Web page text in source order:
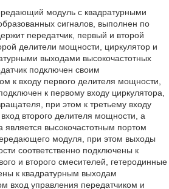
модуль с квадратурными
сигналов, выполнен по
передатчик, первый и второй
делители мощности, циркулятор и
выходами высокочастотных
подключен своим
к входу первого делителя мощности,
к первому входу циркулятора,
при этом к третьему входу
второго делителя мощности, а
является высокочастотным портом
модуля, при этом выходы
соответственно подключены к
и второго смесителей, гетеродинные
к квадратурным выходам
вход управления передатчиком и